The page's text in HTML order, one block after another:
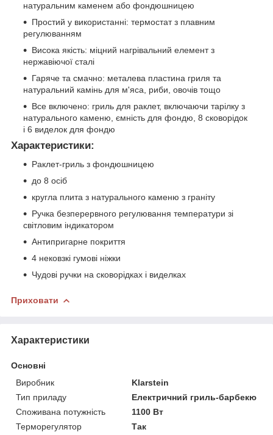
натуральним каменем або фондюшницею
Простий у використанні: термостат з плавним
регулюванням
Висока якість: міцний нагрівальний елемент з
нержавіючої сталі
Гаряче та смачно: металева пластина гриля та
натуральний камінь для м'яса, риби, овочів тощо
Все включено: гриль для раклет, включаючи тарілку з
натурального каменю, ємність для фондю, 8 сковорідок
і 6 виделок для фондю
Характеристики:
Раклет-гриль з фондюшницею
до 8 осіб
кругла плита з натурального каменю з граніту
Ручка безперервного регулювання температури зі
світловим індикатором
Антипригарне покриття
4 нековзкі гумові ніжки
Чудові ручки на сковорідках і виделках
Приховати
Характеристики
Основні
Виробник
Klarstein
Тип приладу
Електричний гриль-барбекю
Споживана потужність
1100 Вт
Терморегулятор
Так